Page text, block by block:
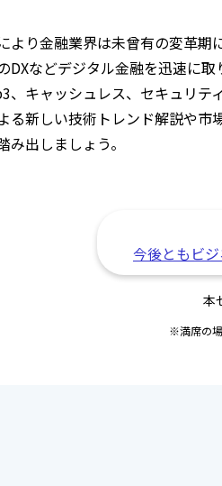
より金融業界は未曾有の変革
DXなどデジタル金融を迅速に
キャッシュレス、セキュリテ
る新しい技術トレンド解説や
出しましょう。
今後ともビ
本
※満席の場